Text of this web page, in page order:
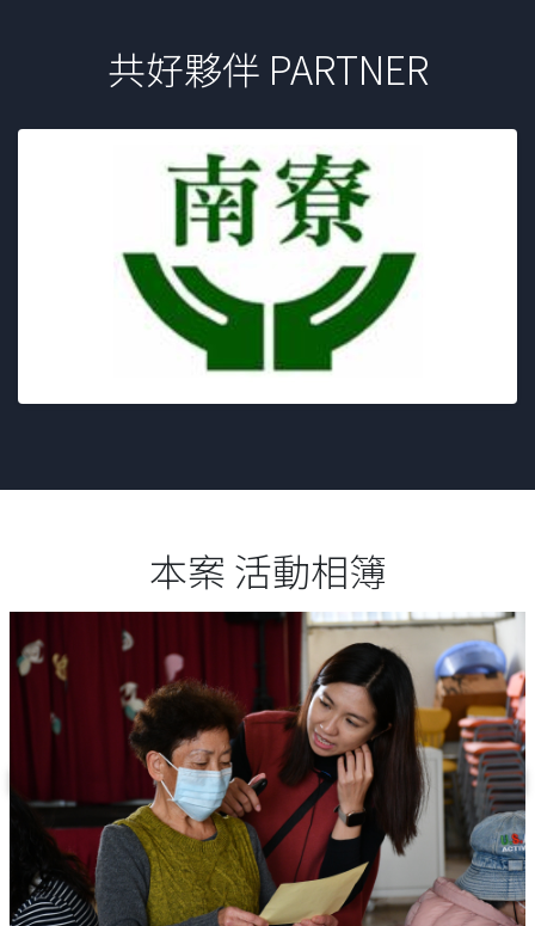
共好夥伴 PARTNER
本案 活動相簿